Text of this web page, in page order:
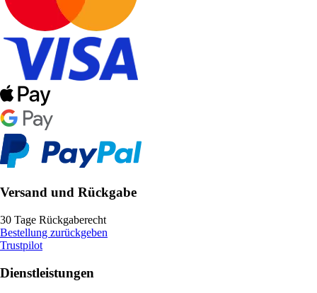
Versand und Rückgabe
30 Tage Rückgaberecht
Bestellung zurückgeben
Trustpilot
Dienstleistungen